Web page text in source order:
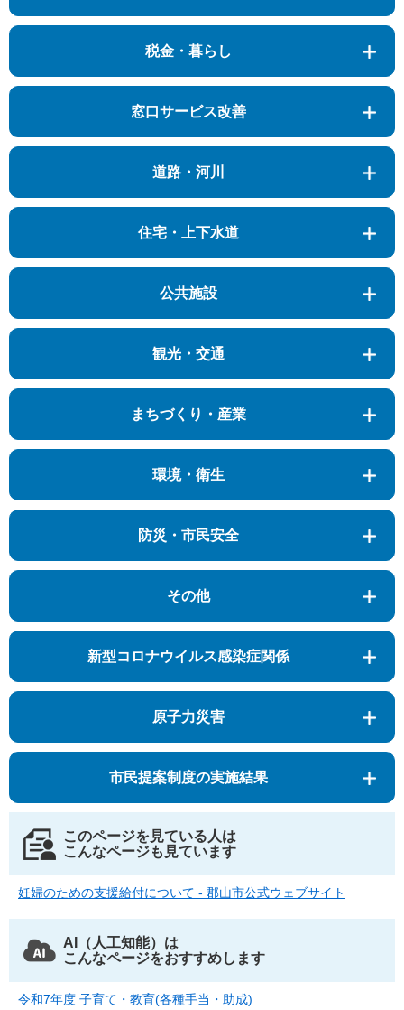
税金・暮らし
窓口サービス改善
道路・河川
住宅・上下水道
公共施設
観光・交通
まちづくり・産業
環境・衛生
防災・市民安全
その他
新型コロナウイルス感染症関係
原子力災害
市民提案制度の実施結果
このページを見ている人は
こんなページも見ています
妊婦のための支援給付について - 郡山市公式ウェブサイト
AI（人工知能）は
こんなページをおすすめします
令和7年度 子育て・教育(各種手当・助成)